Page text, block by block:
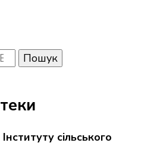
сільського